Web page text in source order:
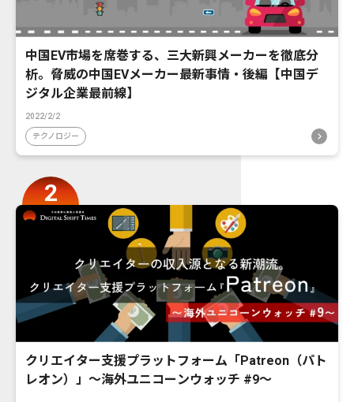
中国EV市場を席巻する、三大新興メーカーを徹底分
析。脅威の中国EVメーカー最新事情・後編【中国デ
ジタル企業最前線】
2022/2/2
テクノロジー
クリエイター支援プラットフォーム「Patreon（パト
レオン）」〜海外ユニコーンウォッチ #9〜